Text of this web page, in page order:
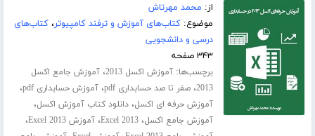
از: محمد مهرتاش
موضوع:کتاب‌های آموزش و ترفند کامپیوتر،کتاب‌های
درسی و دانشجویی
۳۴۳ صفحه
برچسب‌ها:آموزش اکسل 2013 ،آموزش جامع اکسل
2013،صفر تا صد حسابداری pdf ،آموزش حسابداری pdf ،
آموزش حرفه ای اکسل،دانلود کتاب آموزش اکسل،
آموزش جامع اکسل،Excel 2013،آموزش Excel 2013 ،